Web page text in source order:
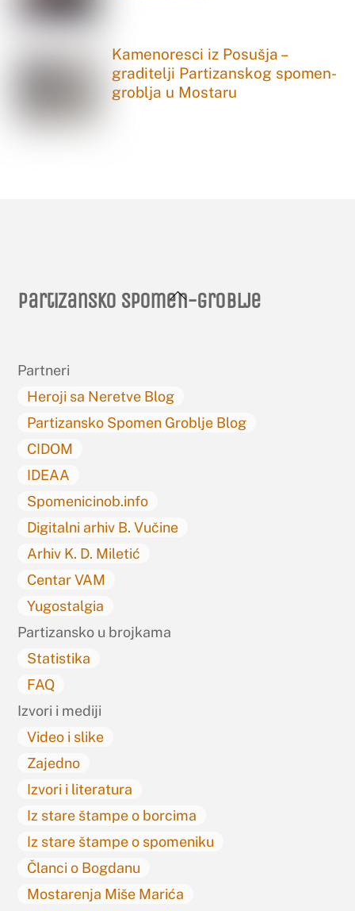
Kamenoresci iz Posušja –
graditelji Partizanskog spomen-
groblja u Mostaru
Back
Partizansko spomen-groblje
Partneri
Heroji sa Neretve Blog
Partizansko Spomen Groblje Blog
CIDOM
IDEAA
Spomenicinob.info
Digitalni arhiv B. Vučine
Arhiv K. D. Miletić
Centar VAM
Yugostalgia
Partizansko u brojkama
Statistika
FAQ
Izvori i mediji
Video i slike
Zajedno
Izvori i literatura
Iz stare štampe o borcima
Iz stare štampe o spomeniku
Članci o Bogdanu
Mostarenja Miše Marića